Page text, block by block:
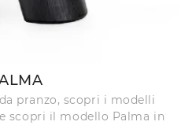
pranzo, scopri i modelli
scopri il modello Palma in